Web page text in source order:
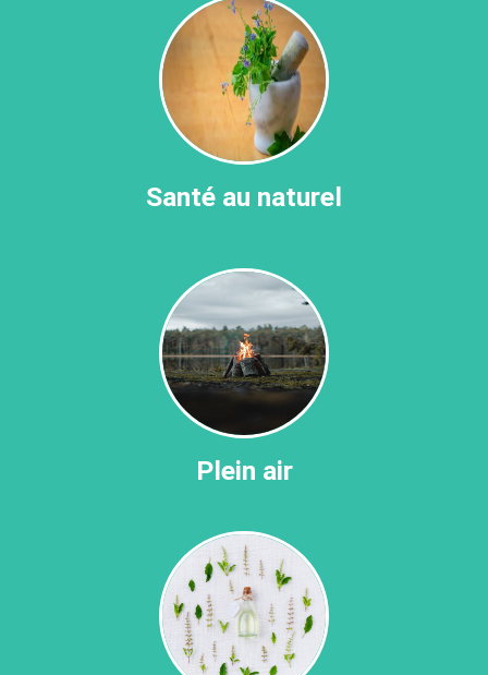
Santé au naturel
Plein air